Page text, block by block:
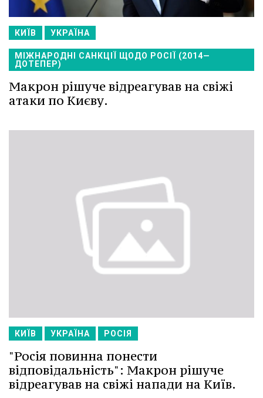
КИЇВ УКРАЇНА
МІЖНАРОДНІ САНКЦІЇ ЩОДО РОСІЇ (2014—
ДОТЕПЕР)
Макрон рішуче відреагував на свіжі
атаки по Києву.
КИЇВ УКРАЇНА РОСІЯ
"Росія повинна понести
відповідальність": Макрон рішуче
відреагував на свіжі напади на Київ.